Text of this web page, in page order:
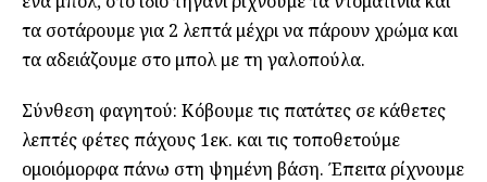
τα σοτάρουμε για 2 λεπτά μέχρι να πάρουν χρώμα και
τα αδειάζουμε στο μπολ με τη γαλοπούλα.
Σύνθεση φαγητού: Κόβουμε τις πατάτες σε κάθετες
λεπτές φέτες πάχους 1εκ. και τις τοποθετούμε
ομοιόμορφα πάνω στη ψημένη βάση. Έπειτα ρίχνουμε